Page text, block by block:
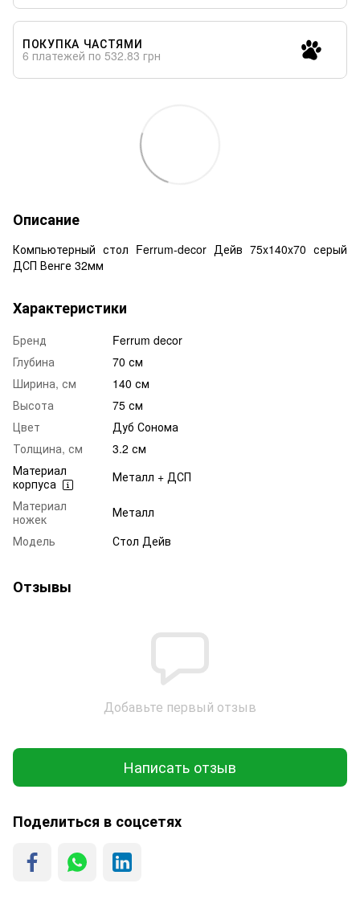
ПОКУПКА ЧАСТЯМИ
6 платежей по 532.83 грн
Описание
Компьютерный стол Ferrum-decor Дейв 75x140x70 серый
ДСП Венге 32мм
Характеристики
Бренд
Ferrum decor
Глубина
70 см
Ширина, см
140 см
Высота
75 см
Цвет
Дуб Сонома
Толщина, см
3.2 см
Материал
корпуса
Металл + ДСП
Материал
ножек
Металл
Модель
Стол Дейв
Отзывы
Добавьте первый отзыв
Написать отзыв
Поделиться в соцсетях